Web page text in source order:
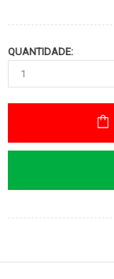
QUANTIDADE: